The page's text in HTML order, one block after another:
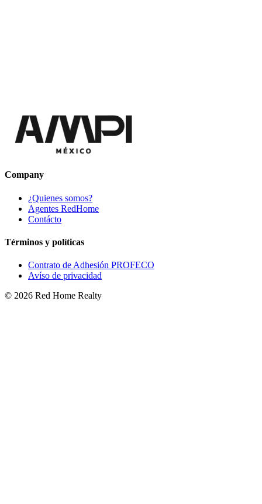
Company
¿Quienes somos?
Agentes RedHome
Contácto
Términos y políticas
Contrato de Adhesión PROFECO
Avíso de privacidad
© 2026 Red Home Realty